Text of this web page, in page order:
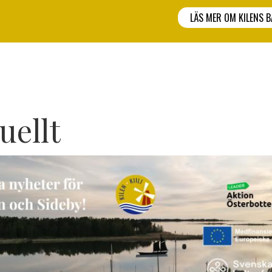
LÄS MER OM KILENS